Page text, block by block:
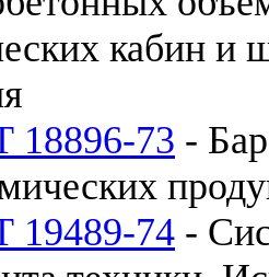
кабин и
18896-73 -
19489-74 -